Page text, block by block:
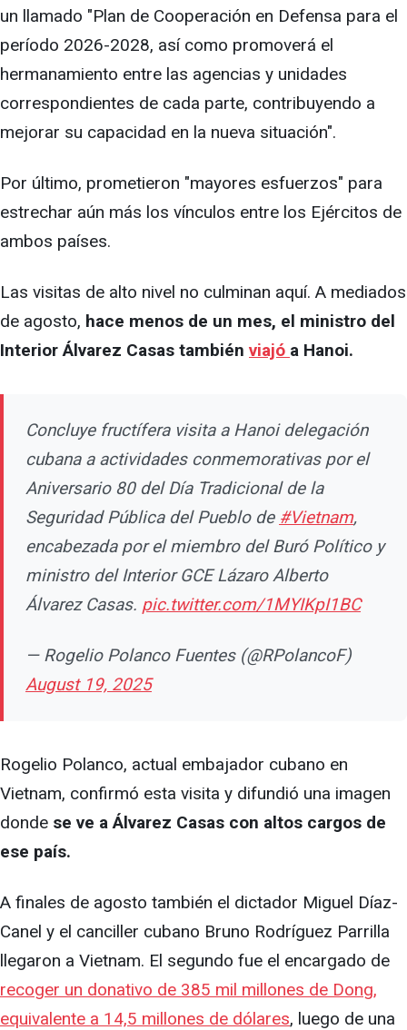
un llamado "Plan de Cooperación en Defensa para el
período 2026-2028, así como promoverá el
hermanamiento entre las agencias y unidades
correspondientes de cada parte, contribuyendo a
mejorar su capacidad en la nueva situación".
Por último, prometieron "mayores esfuerzos" para
estrechar aún más los vínculos entre los Ejércitos de
ambos países.
Las visitas de alto nivel no culminan aquí. A mediados
de agosto, hace menos de un mes, el ministro del
Interior Álvarez Casas también viajó a Hanoi.
Concluye fructífera visita a Hanoi delegación
cubana a actividades conmemorativas por el
Aniversario 80 del Día Tradicional de la
Seguridad Pública del Pueblo de #Vietnam,
encabezada por el miembro del Buró Político y
ministro del Interior GCE Lázaro Alberto
Álvarez Casas. pic.twitter.com/1MYIKpI1BC
— Rogelio Polanco Fuentes (@RPolancoF)
August 19, 2025
Rogelio Polanco, actual embajador cubano en
Vietnam, confirmó esta visita y difundió una imagen
donde se ve a Álvarez Casas con altos cargos de
ese país.
A finales de agosto también el dictador Miguel Díaz-
Canel y el canciller cubano Bruno Rodríguez Parrilla
llegaron a Vietnam. El segundo fue el encargado de
recoger un donativo de 385 mil millones de Dong,
equivalente a 14,5 millones de dólares, luego de una